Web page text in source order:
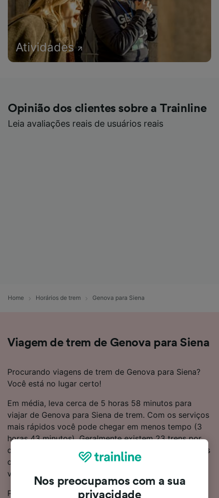
Atividades
Opinião dos clientes sobre a Trainline
Leia avaliações reais de usuários reais
Home Horários de trem Genova para Siena
Viagem de trem de Genova para Siena
Procurando viagens de trem de Genova para Siena?
Você está no lugar certo!
Em média, leva cerca de 5 horas 58 minutos para
viajar de Genova para Siena de trem. Com os serviços
mais rápidos você pode chegar em menos tempo (3
horas 43 minutos). Geralmente existem 23 trens por
dia fazendo essa rota de 227 km de distância entre os
dois locais. Você precisará fazer 1 troca em sua
viagem para Siena.
Para ajudá-lo a obter o melhor custo
Nos preocupamos com a sua
privacidade